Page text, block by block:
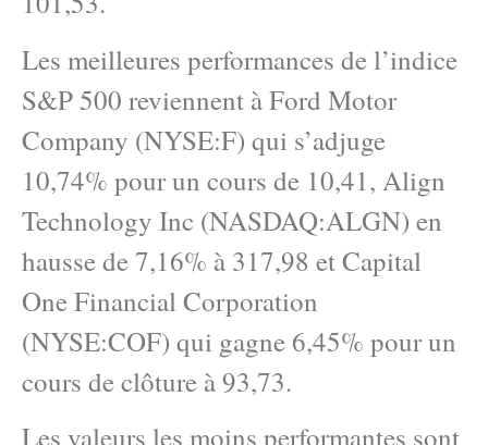
Les meilleures performances de l’indice
S&P 500 reviennent à Ford Motor
Company (NYSE:F) qui s’adjuge
10,74% pour un cours de 10,41, Align
Technology Inc (NASDAQ:ALGN) en
hausse de 7,16% à 317,98 et Capital
One Financial Corporation
(NYSE:COF) qui gagne 6,45% pour un
cours de clôture à 93,73.
Les valeurs les moins performantes sont